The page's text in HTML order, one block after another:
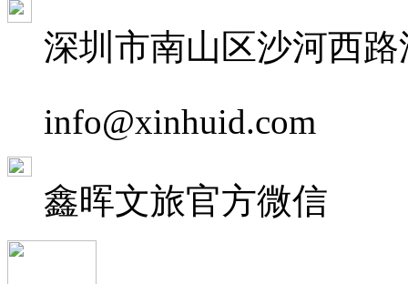
深圳市南山区沙河西
info@xinhuid.com
鑫晖文旅官方微信